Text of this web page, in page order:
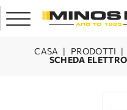
CASA | PRODOTTI |
SCHEDA